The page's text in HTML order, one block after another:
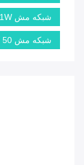
شبکه مش MOS IP 1W
شبکه مش 50 کیلومتری LOS IP